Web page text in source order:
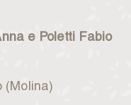
e Poletti Fabio
(Molina)